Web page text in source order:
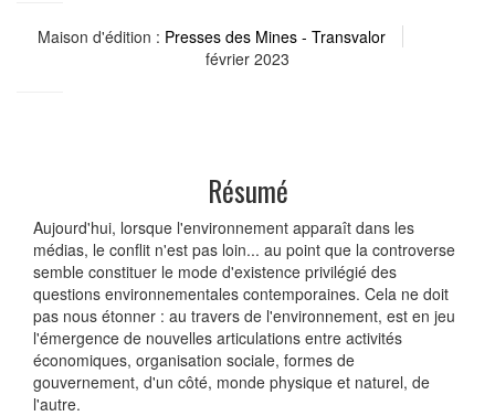
Maison d'édition : Presses des Mines - Transvalor
février 2023
Résumé
Aujourd'hui, lorsque l'environnement apparaît dans les
médias, le conflit n'est pas loin... au point que la controverse
semble constituer le mode d'existence privilégié des
questions environnementales contemporaines. Cela ne doit
pas nous étonner : au travers de l'environnement, est en jeu
l'émergence de nouvelles articulations entre activités
économiques, organisation sociale, formes de
gouvernement, d'un côté, monde physique et naturel, de
l'autre.